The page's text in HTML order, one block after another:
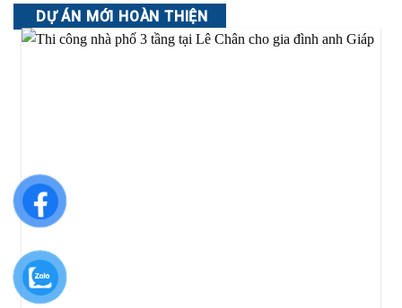
DỰ ÁN MỚI HOÀN THIỆN